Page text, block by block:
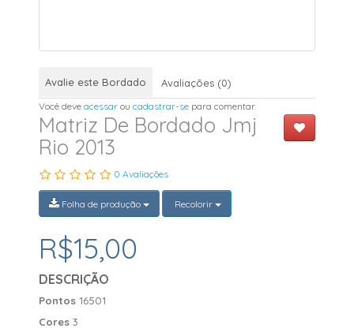
Avalie este Bordado Avaliações (0)
Você deveacessar oucadastrar-se para comentar.
Matriz De Bordado Jmj
Rio 2013
0 Avaliações
Folha de produção Recolorir
R$15,00
DESCRIÇÃO
Pontos 16501
Cores3